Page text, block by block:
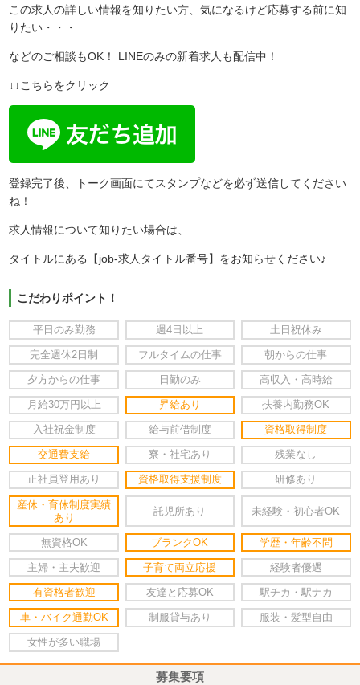
この求人の詳しい情報を知りたい方、気になるけど応募する前に知
りたい・・・
などのご相談もOK！ LINEのみの新着求人も配信中！
↓↓こちらをクリック
登録完了後、トーク画面にてスタンプなどを必ず送信してください
ね！
求人情報について知りたい場合は、
タイトルにある【job-求人タイトル番号】をお知らせください♪
こだわりポイント！
平日のみ勤務 週4日以上 土日祝休み
完全週休2日制 フルタイムの仕事 朝からの仕事
夕方からの仕事 日勤のみ 高収入・高時給
月給30万円以上 昇給あり 扶養内勤務OK
入社祝金制度 給与前借制度 資格取得制度
交通費支給 寮・社宅あり 残業なし
正社員登用あり 資格取得支援制度 研修あり
産休・育休制度実績
あり
託児所あり 未経験・初心者OK
無資格OK ブランクOK 学歴・年齢不問
主婦・主夫歓迎 子育て両立応援 経験者優遇
有資格者歓迎 友達と応募OK 駅チカ・駅ナカ
車・バイク通勤OK 制服貸与あり 服装・髪型自由
女性が多い職場
募集要項